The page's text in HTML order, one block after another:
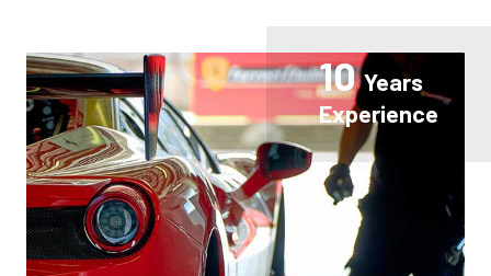
10Years
Experience